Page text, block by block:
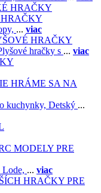
... viac
HRAČKY
hračky s ... viac
HRÁME SA NA
kuchynky, Detský ...
MODELY PRE
Lode, ... viac
HRAČKY PRE